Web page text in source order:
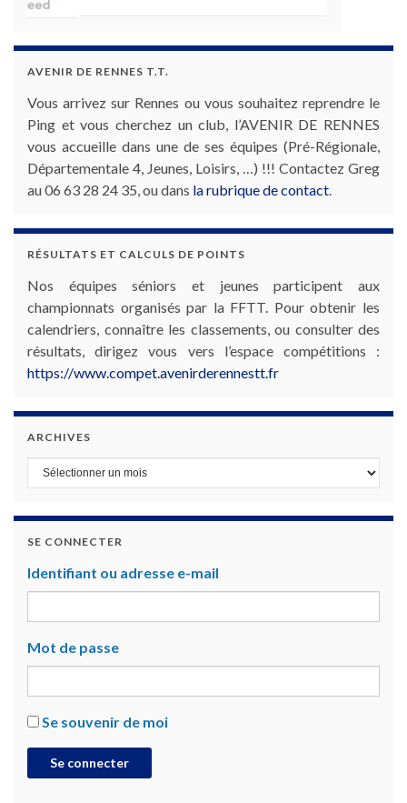
AVENIR DE RENNES T.T.
Vous arrivez sur Rennes ou vous souhaitez reprendre le
Ping et vous cherchez un club, l’AVENIR DE RENNES
vous accueille dans une de ses équipes (Pré-Régionale,
Départementale 4, Jeunes, Loisirs, …) !!! Contactez Greg
au 06 63 28 24 35, ou dans la rubrique de contact.
RÉSULTATS ET CALCULS DE POINTS
Nos équipes séniors et jeunes participent aux
championnats organisés par la FFTT. Pour obtenir les
calendriers, connaître les classements, ou consulter des
résultats, dirigez vous vers l’espace compétitions :
https://www.compet.avenirderennestt.fr
ARCHIVES
Archives
SE CONNECTER
Identifiant ou adresse e-mail
Mot de passe
Se souvenir de moi
Se connecter